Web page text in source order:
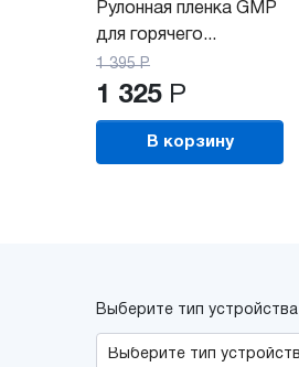
Рулонная пленка GMP
для горячего...
1 395 Р
1 325 Р
В корзину
Выберите тип устройства